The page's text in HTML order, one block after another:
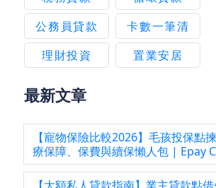
公務員貸款
卡數一筆清
理財投資
置業安居
最新文章
【寵物保險比較2026】毛孩投保點
療保障、保費與續保懶人包 | Epay